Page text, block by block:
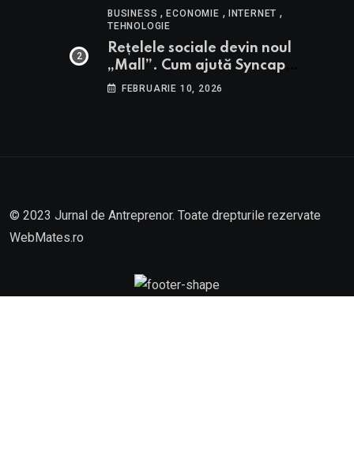
BUSINESS ,ECONOMIE , INTERNET ,
TEHNOLOGIE
Rețelele sociale devin noul
„Mall”. Cum ajută Syncap
afacerile să țină pasul prin
FEBRUARIE 10, 2026
© 2023 Jurnal de Antreprenor. Toate drepturile rezervate
WebMates.ro